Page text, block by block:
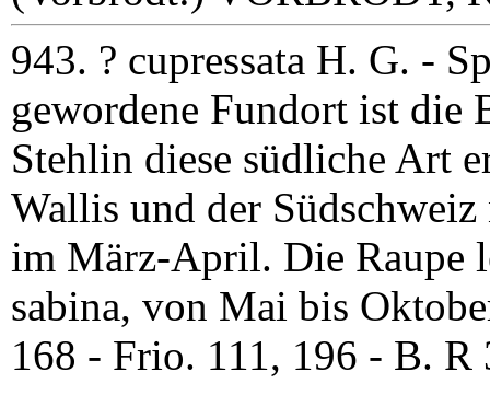
943. ? cupressata H. G. -
gewordene Fundort ist die
Stehlin diese südliche Art
Wallis und der
im März-April. Die Raupe
sabina, von Mai bis
168 - Frio. 111, 196 - B. R